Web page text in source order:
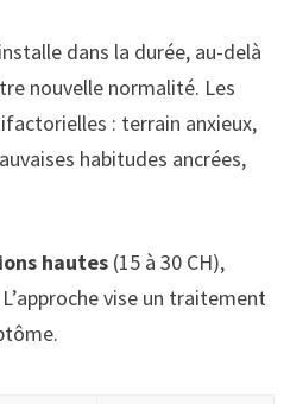
dans la durée, au-delà
nouvelle normalité. Les
: terrain anxieux,
habitudes ancrées,
hautes(15 à 30 CH),
vise un traitement